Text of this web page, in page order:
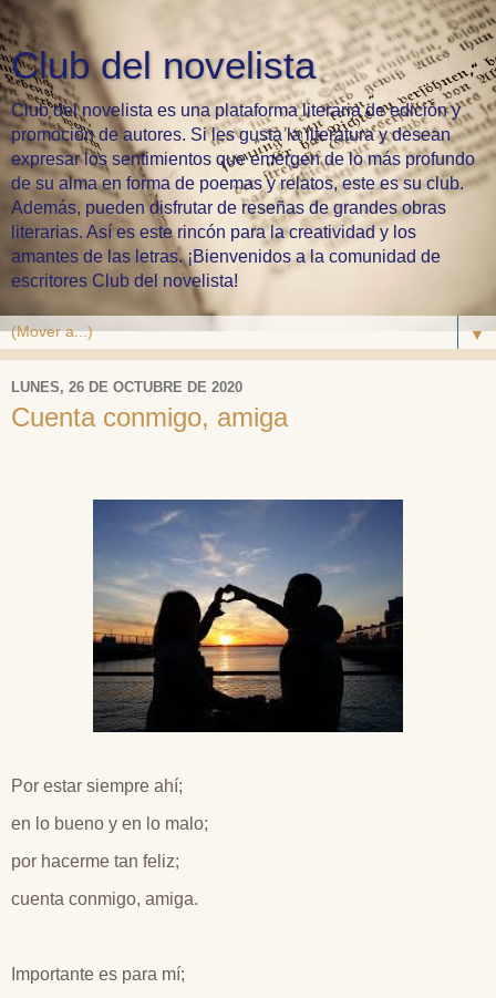
Club del novelista
Club del novelista es una plataforma literaria de edición y
promoción de autores. Si les gusta la literatura y desean
expresar los sentimientos que emergen de lo más profundo
de su alma en forma de poemas y relatos, este es su club.
Además, pueden disfrutar de reseñas de grandes obras
literarias. Así es este rincón para la creatividad y los
amantes de las letras. ¡Bienvenidos a la comunidad de
escritores Club del novelista!
▼
LUNES, 26 DE OCTUBRE DE 2020
Cuenta conmigo, amiga
Por estar siempre ahí;
en lo bueno y en lo malo;
por hacerme tan feliz;
cuenta conmigo, amiga.
Importante es para mí;